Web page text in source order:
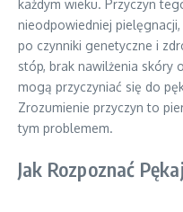
każdym wieku. Przyczyn
nieodpowiedniej
po czynniki genetyczne i
stóp, brak nawilżenia skóry
mogą przyczyniać się do
Zrozumienie przyczyn to
tym problemem.
Jak Rozpoznać